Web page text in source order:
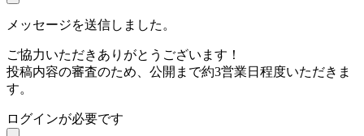
メッセージを送信しました。
ご協力いただきありがとうございます！
投稿内容の審査のため、公開まで約3営業日程度いただきま
す。
ログインが必要です